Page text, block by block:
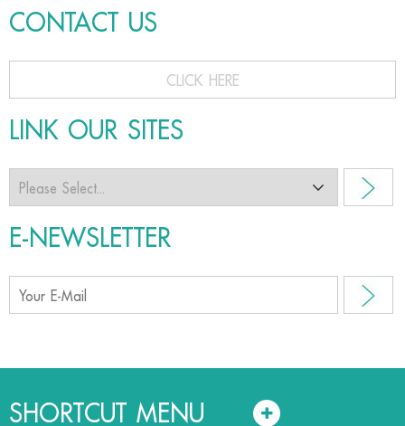
CONTACT US
CLICK HERE
LINK OUR SITES
E-NEWSLETTER
SHORTCUT MENU